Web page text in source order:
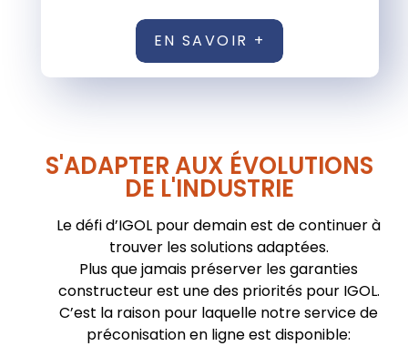
EN SAVOIR +
S'ADAPTER AUX ÉVOLUTIONS
DE L'INDUSTRIE
Le défi d’IGOL pour demain est de continuer à
trouver les solutions adaptées.
Plus que jamais préserver les garanties
constructeur est une des priorités pour IGOL.
C’est la raison pour laquelle notre service de
préconisation en ligne est disponible: